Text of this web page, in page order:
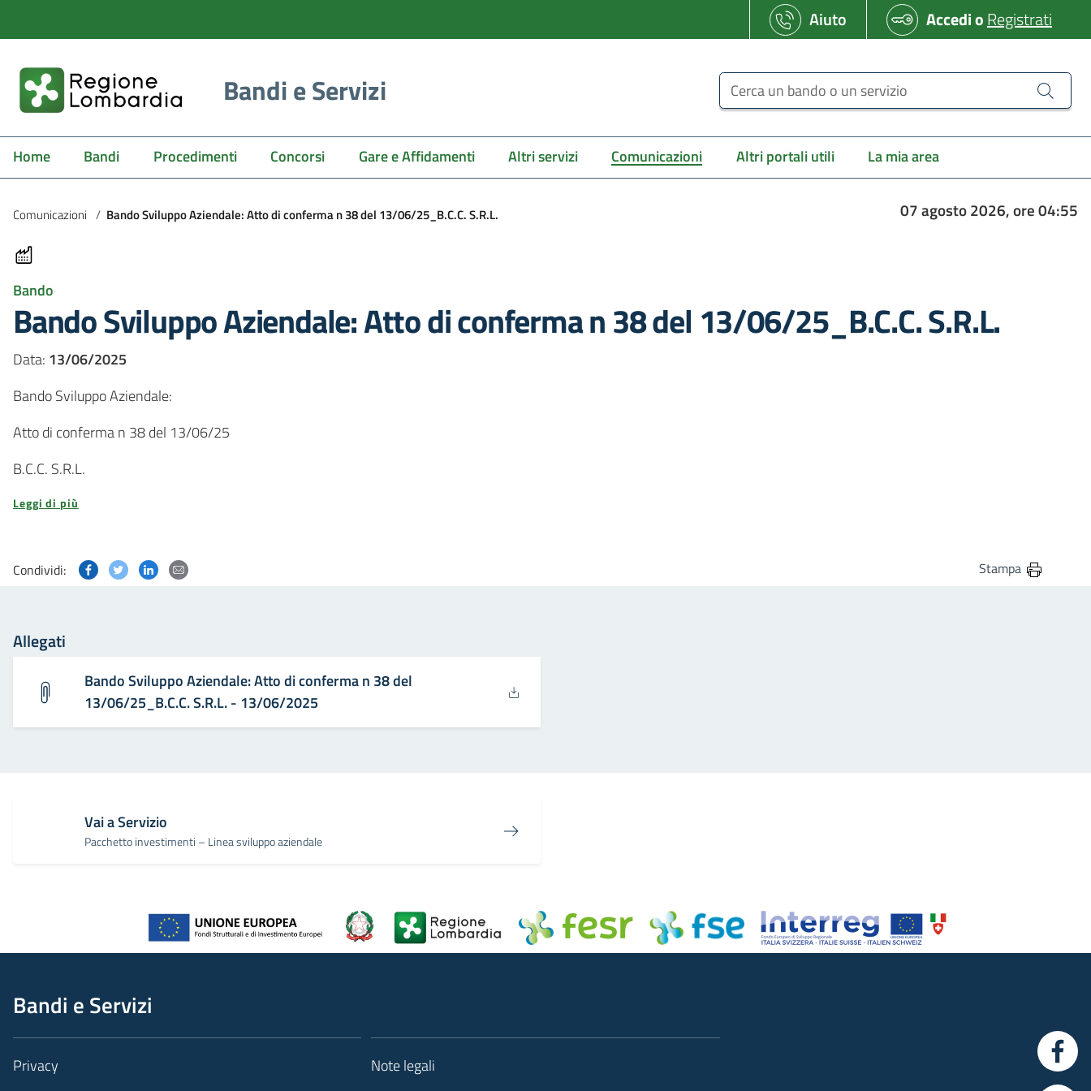
Aiuto AccedioRegistrati
Bandi e Servizi Cerca un bando o un servizio
Home Bandi Procedimenti Concorsi Gare e Affidamenti Altri servizi Comunicazioni Altri portali utili La mia area
Comunicazioni / Bando Sviluppo Aziendale: Atto di conferma n 38 del 13/06/25_B.C.C. S.R.L. 07 agosto 2026, ore 04:55
Bando
Bando Sviluppo Aziendale: Atto di conferma n 38 del 13/06/25_B.C.C. S.R.L.
Data: 13/06/2025
Bando Sviluppo Aziendale:
Atto di conferma n 38 del 13/06/25
B.C.C. S.R.L.
Leggi di più
Condividi: Condividi questa pagina su Facebook
Condividi questa pagina su Twitter
Condividi questa pagina su Linkedin Stampa
Allegati
Bando Sviluppo Aziendale: Atto di conferma n 38 del
13/06/25_B.C.C. S.R.L. - 13/06/2025
Vai a Servizio
Pacchetto investimenti – Linea sviluppo aziendale
Bandi e Servizi
Privacy Note legali